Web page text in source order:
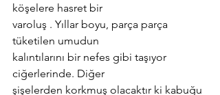
köşelere hasret bir
varoluş . Yıllar boyu, parça parça
tüketilen umudun
kalıntılarını bir nefes gibi taşıyor
ciğerlerinde. Diğer
şişelerden korkmuş olacaktır ki kabuğu